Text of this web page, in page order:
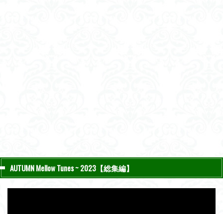
AUTUMN Mellow Tunes ~ 2023【総集編】